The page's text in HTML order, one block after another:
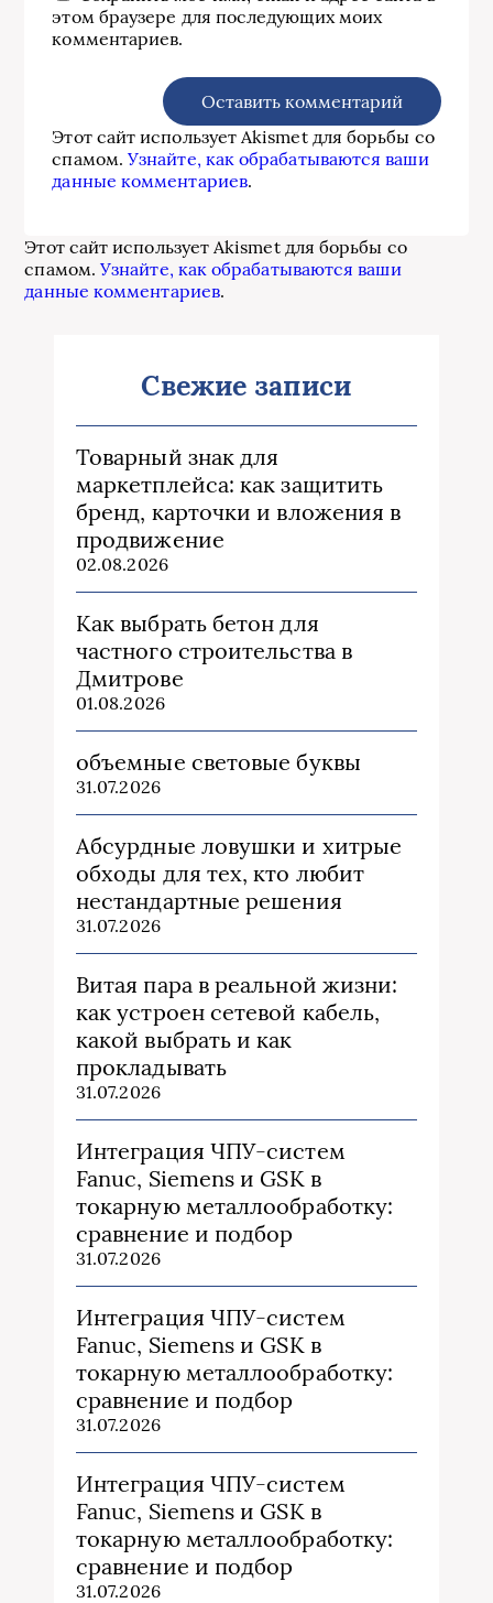
этом браузере для последующих моих
комментариев.
Этот сайт использует Akismet для борьбы со
спамом.Узнайте, как обрабатываются ваши
данные комментариев.
Этот сайт использует Akismet для борьбы со
спамом.Узнайте, как обрабатываются ваши
данные комментариев.
Свежие записи
Товарный знак для
маркетплейса: как защитить
бренд, карточки и вложения в
продвижение
02.08.2026
Как выбрать бетон для
частного строительства в
Дмитрове
01.08.2026
объемные световые буквы
31.07.2026
Абсурдные ловушки и хитрые
обходы для тех, кто любит
нестандартные решения
31.07.2026
Витая пара в реальной жизни:
как устроен сетевой кабель,
какой выбрать и как
прокладывать
31.07.2026
Интеграция ЧПУ-систем
Fanuc, Siemens и GSK в
токарную металлообработку:
сравнение и подбор
31.07.2026
Интеграция ЧПУ-систем
Fanuc, Siemens и GSK в
токарную металлообработку:
сравнение и подбор
31.07.2026
Интеграция ЧПУ-систем
Fanuc, Siemens и GSK в
токарную металлообработку:
сравнение и подбор
31.07.2026